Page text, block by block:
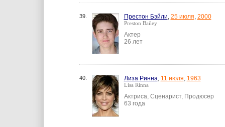
39. Престон Бэйли, 25 июля, 2000
Preston Bailey
Актер
26 лет
40. Лиза Ринна, 11 июля, 1963
Lisa Rinna
Актриса, Сценарист, Продюсер
63 года